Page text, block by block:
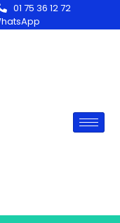
01 75 36 12 72